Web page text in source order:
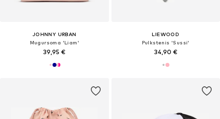
JOHNNY URBAN
Mugursoma 'Liam'
39,95 €
LIEWOOD
Pulkstenis 'Sussi'
34,90 €